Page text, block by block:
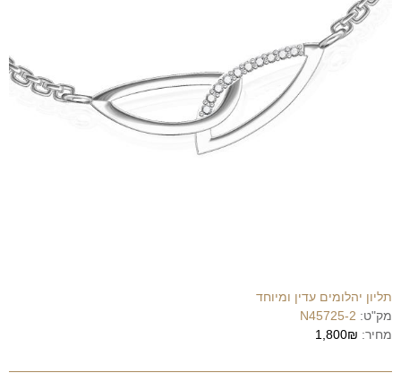
תליון יהלומים עדין ומיוחד
מק"ט: N45725-2
מחיר: 1,800₪